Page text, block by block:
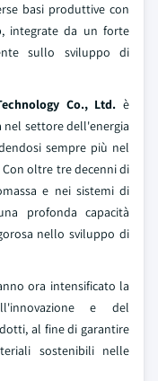
basi produttive con
integrate da un forte
sullo sviluppo di
Co., Ltd. è
nel settore dell'energia
sempre più nel
oltre tre decenni di
e nei sistemi di
profonda capacità
nello sviluppo di
ora intensificato la
e del
al fine di garantire
sostenibili nelle